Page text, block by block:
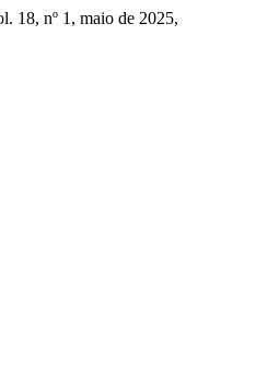
18, nº 1, maio de 2025,